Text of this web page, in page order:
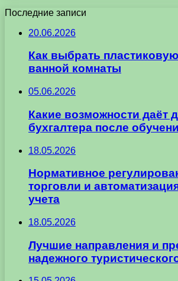
Последние записи
20.06.2026
Как выбрать
ванной комнаты
05.06.2026
Какие возможности даёт
бухгалтера после
18.05.2026
Нормативное
торговли и
учета
18.05.2026
Лучшие направления и
надежного